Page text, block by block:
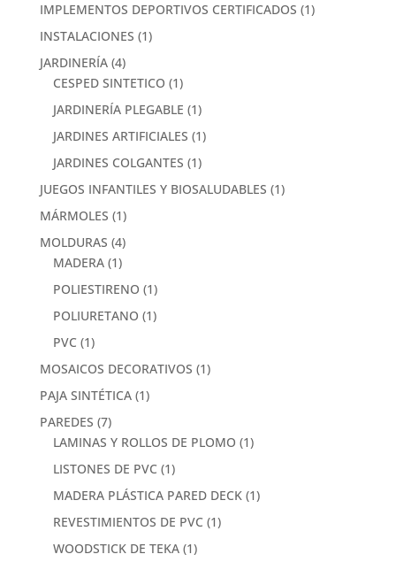
IMPLEMENTOS DEPORTIVOS CERTIFICADOS (1)
INSTALACIONES (1)
JARDINERÍA (4)
CESPED SINTETICO (1)
JARDINERÍA PLEGABLE (1)
JARDINES ARTIFICIALES (1)
JARDINES COLGANTES (1)
JUEGOS INFANTILES Y BIOSALUDABLES (1)
MÁRMOLES (1)
MOLDURAS (4)
MADERA (1)
POLIESTIRENO (1)
POLIURETANO (1)
PVC (1)
MOSAICOS DECORATIVOS (1)
PAJA SINTÉTICA (1)
PAREDES (7)
LAMINAS Y ROLLOS DE PLOMO (1)
LISTONES DE PVC (1)
MADERA PLÁSTICA PARED DECK (1)
REVESTIMIENTOS DE PVC (1)
WOODSTICK DE TEKA (1)